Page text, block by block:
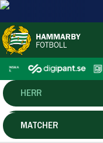
HERR
DAM
MATCHER